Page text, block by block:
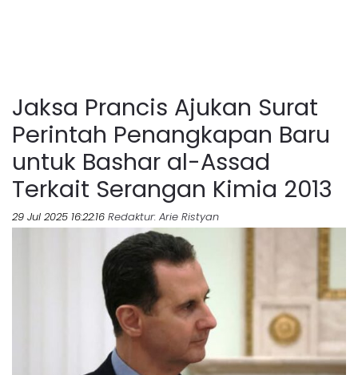
Jaksa Prancis Ajukan Surat
Perintah Penangkapan Baru
untuk Bashar al-Assad
Terkait Serangan Kimia 2013
29 Jul 2025 16:22:16 Redaktur: Arie Ristyan